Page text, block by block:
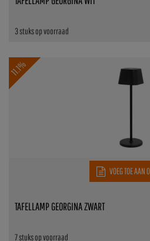
3 stuks op voorraad
11.1%
VOEG TOE AAN
7 stuks op voorraad
TAFELLAMP GEORGINA ZWART